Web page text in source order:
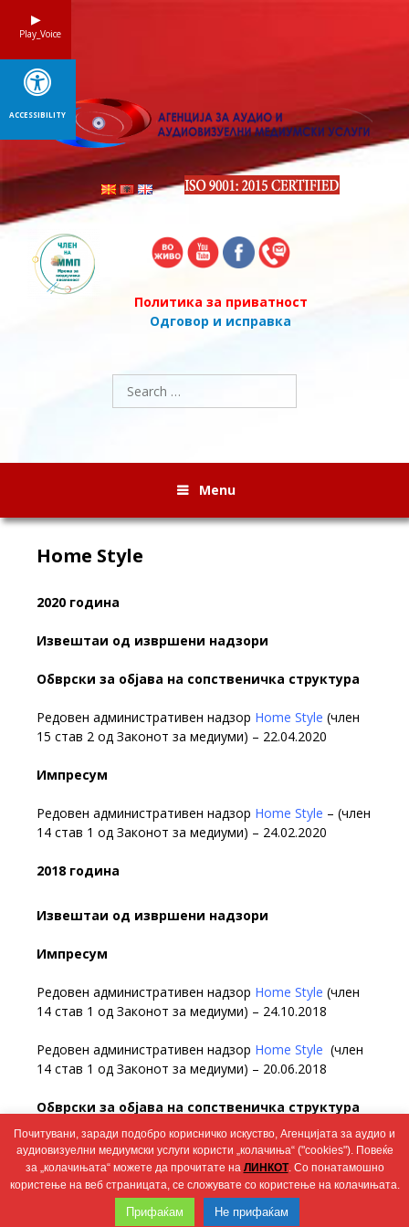
Политика за приватност
Одговор и исправка
Search
for:
Menu
Home Style
2020 година
Извештаи од извршени надзори
Обврски за објава на сопственичка структура
Редовен административен надзор Home Style (член
15 став 2 од Законот за медиуми) – 22.04.2020
Импресум
Редовен административен надзор Home Style – (член
14 став 1 од Законот за медиуми) – 24.02.2020
2018 година
Извештаи од извршени надзори
Импресум
Редовен административен надзор Home Style (член
14 став 1 од Законот за медиуми) – 24.10.2018
Редовен административен надзор Home Style (член
14 став 1 од Законот за медиуми) – 20.06.2018
Обврски за објава на сопственичка структура
Редовен административен надзорHome Style(член
15 став 2 од Законот за медиуми) – 19.04.2018
Почитувани, заради подобро корисничко искуство, Агенцијата за аудио и
аудиовизуелни медиумски услуги користи „колачиња“ ("cookies"). Повеќе
за „колачињата“ можете да прочитате на ЛИНКОТ. Со понатамошно
користење на веб страницата, се сложувате со користење на колачињата.
Прифаќам Не прифаќам
Play_Voice
ACCESSIBILITY